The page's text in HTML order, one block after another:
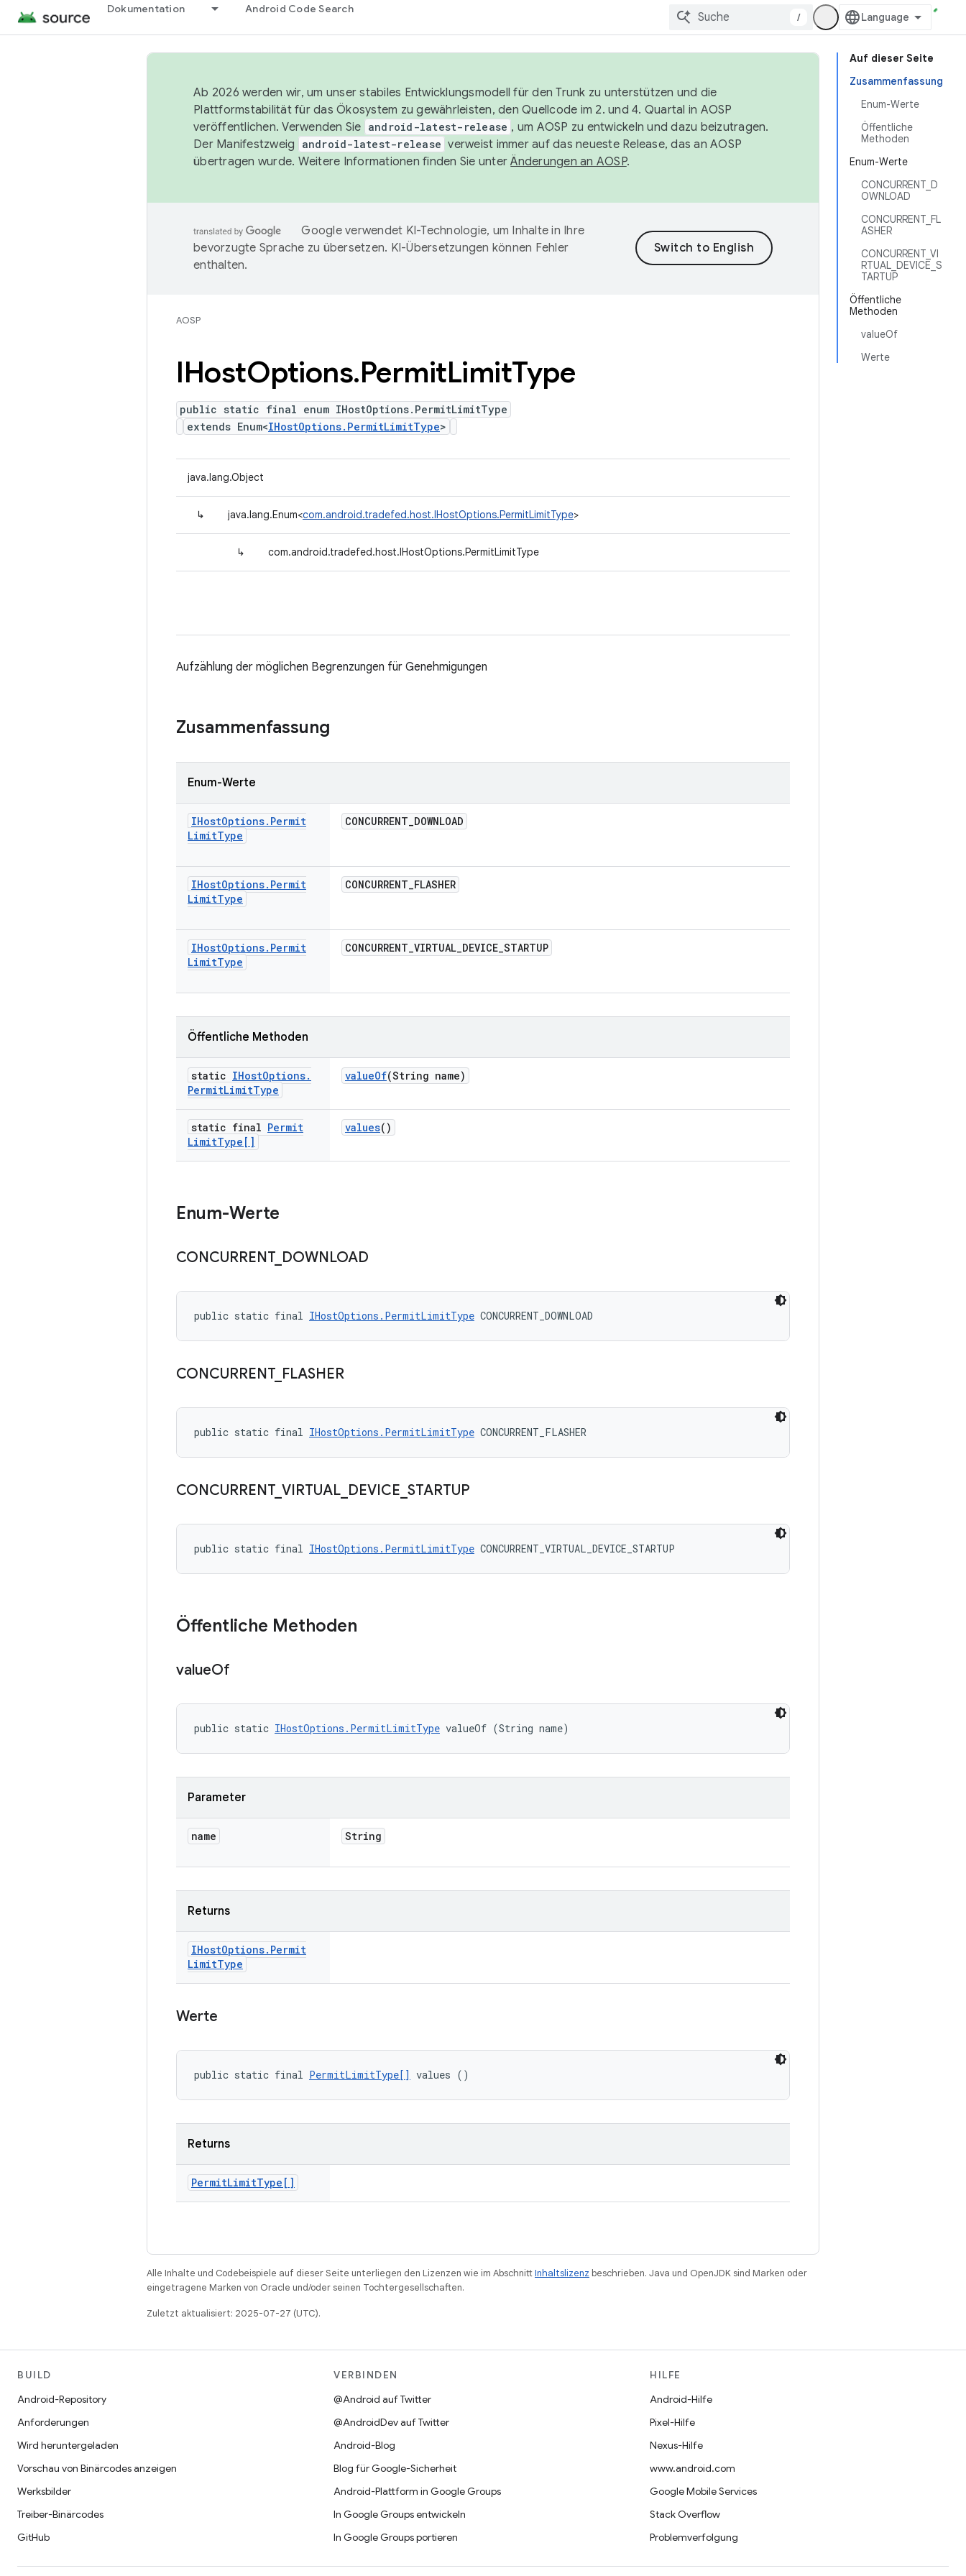
Dokumentation Android Code Search
/
Auf dieser Seite
Zusammenfassung
Enum-Werte
Öffentliche
Methoden
Enum-Werte
CONCURRENT_D
OWNLOAD
CONCURRENT_FL
ASHER
CONCURRENT_VI
RTUAL_DEVICE_S
TARTUP
Öffentliche
Methoden
valueOf
Werte
Ab 2026 werden wir, um unser stabiles Entwicklungsmodell für den Trunk zu unterstützen und die
Plattformstabilität für das Ökosystem zu gewährleisten, den Quellcode im 2. und 4. Quartal in AOSP
veröffentlichen. Verwenden Sie android-latest-release , um AOSP zu entwickeln und dazu beizutragen.
Der Manifestzweig
android-latest-release verweist immer auf das neueste Release, das an AOSP
übertragen wurde. Weitere Informationen finden Sie unterÄnderungen an AOSP.
Google verwendet KI-Technologie, um Inhalte in Ihre
bevorzugte Sprache zu übersetzen. KI-Übersetzungen können Fehler
enthalten.
AOSP
IHostOptions.PermitLimitType
public static final enum IHostOptions.PermitLimitType
extends Enum<IHostOptions.PermitLimitType>
java.lang.Object
↳ java.lang.Enum<com.android.tradefed.host.IHostOptions.PermitLimitType>
↳ com.android.tradefed.host.IHostOptions.PermitLimitType
Aufzählung der möglichen Begrenzungen für Genehmigungen
Zusammenfassung
Enum-Werte
IHostOptions. Permit
LimitType
CONCURRENT_DOWNLOAD
IHostOptions. Permit
LimitType
CONCURRENT_FLASHER
IHostOptions. Permit
LimitType
CONCURRENT_VIRTUAL_DEVICE_STARTUP
Öffentliche Methoden
static IHostOptions.
PermitLimitType
valueOf(String name)
static final Permit
LimitType[]
values()
Enum-Werte
CONCURRENT_ DOWNLOAD
public static final IHostOptions.PermitLimitType CONCURRENT_DOWNLOAD
CONCURRENT_ FLASHER
public static final IHostOptions.PermitLimitType CONCURRENT_FLASHER
CONCURRENT_ VIRTUAL DEVICE STARTUP
public static final IHostOptions.PermitLimitType CONCURRENT_VIRTUAL_DEVICE_STARTUP
Öffentliche Methoden
valueOf
public static IHostOptions.PermitLimitType valueOf (String name)
Parameter
name String
Returns
IHostOptions. Permit
LimitType
Werte
public static final PermitLimitType[] values ()
Returns
PermitLimitType[]
Alle Inhalte und Codebeispiele auf dieser Seite unterliegen den Lizenzen wie im AbschnittInhaltslizenz beschrieben. Java und OpenJDK sind Marken oder
eingetragene Marken von Oracle und/oder seinen Tochtergesellschaften.
Zuletzt aktualisiert: 2025-07-27 (UTC).
BUILD
Android-Repository
Anforderungen
Wird heruntergeladen
Vorschau von Binärcodes anzeigen
Werksbilder
Treiber-Binärcodes
GitHub
VERBINDEN
@Android auf Twitter
@AndroidDev auf Twitter
Android-Blog
Blog für Google-Sicherheit
Android-Plattform in Google Groups
In Google Groups entwickeln
In Google Groups portieren
HILFE
Android-Hilfe
Pixel-Hilfe
Nexus-Hilfe
www.android.com
Google Mobile Services
Stack Overflow
Problemverfolgung